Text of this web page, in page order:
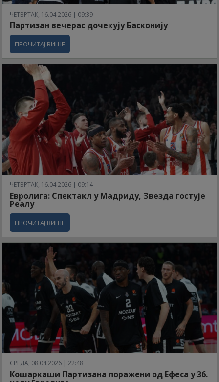
ЧЕТВРТАК, 16.04.2026 | 09:39
Партизан вечерас дочекују Басконију
ПРОЧИТАЈ ВИШЕ
ЧЕТВРТАК, 16.04.2026 | 09:14
Евролига: Спектакл у Мадриду, Звезда гостује
Реалу
ПРОЧИТАЈ ВИШЕ
СРЕДА, 08.04.2026 | 22:48
Кошаркаши Партизана поражени од Ефеса у 36.